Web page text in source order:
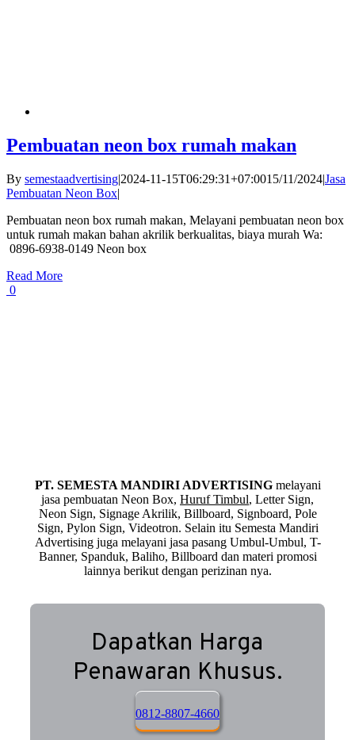
Pembuatan neon box rumah makan
By semestaadvertising|2024-11-15T06:29:31+07:0015/11/2024|Jasa
Pembuatan Neon Box|
Pembuatan neon box rumah makan, Melayani pembuatan neon box
untuk rumah makan bahan akrilik berkualitas, biaya murah Wa:
0896-6938-0149 Neon box
Read More
0
PT. SEMESTA MANDIRI ADVERTISINGmelayani
jasa pembuatan Neon Box, Huruf Timbul, Letter Sign,
Neon Sign, Signage Akrilik, Billboard, Signboard, Pole
Sign, Pylon Sign, Videotron. Selain itu Semesta Mandiri
Advertising juga melayani jasa pasang Umbul-Umbul, T-
Banner, Spanduk, Baliho, Billboard dan materi promosi
lainnya berikut dengan perizinan nya.
Dapatkan Harga
Penawaran Khusus.
0812-8807-4660